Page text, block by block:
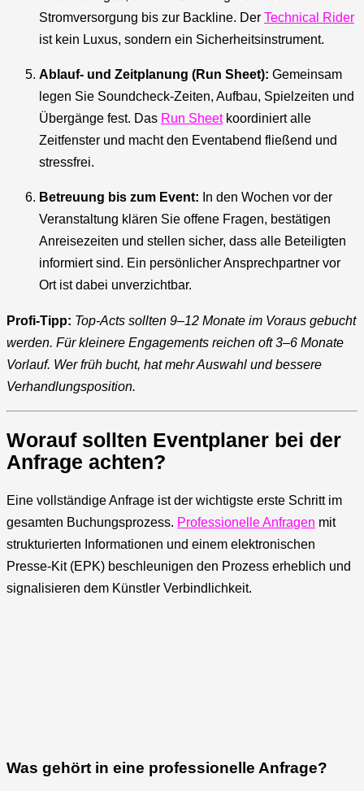
Stromversorgung bis zur Backline. Der Technical Rider
ist kein Luxus, sondern ein Sicherheitsinstrument.
Ablauf- und Zeitplanung (Run Sheet): Gemeinsam
legen Sie Soundcheck-Zeiten, Aufbau, Spielzeiten und
Übergänge fest. Das Run Sheetkoordiniert alle
Zeitfenster und macht den Eventabend fließend und
stressfrei.
Betreuung bis zum Event: In den Wochen vor der
Veranstaltung klären Sie offene Fragen, bestätigen
Anreisezeiten und stellen sicher, dass alle Beteiligten
informiert sind. Ein persönlicher Ansprechpartner vor
Ort ist dabei unverzichtbar.
Profi-Tipp: Top-Acts sollten 9–12 Monate im Voraus gebucht
werden. Für kleinere Engagements reichen oft 3–6 Monate
Vorlauf. Wer früh bucht, hat mehr Auswahl und bessere
Verhandlungsposition.
Worauf sollten Eventplaner bei der
Anfrage achten?
Eine vollständige Anfrage ist der wichtigste erste Schritt im
gesamten Buchungsprozess. Professionelle Anfragen mit
strukturierten Informationen und einem elektronischen
Presse-Kit (EPK) beschleunigen den Prozess erheblich und
signalisieren dem Künstler Verbindlichkeit.
Was gehört in eine professionelle Anfrage?